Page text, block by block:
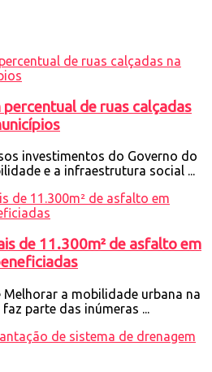
percentual de ruas calçadas
investimentos do Governo do
e a infraestrutura social ...
de 11.300m² de asfalto em
a mobilidade urbana na
parte das inúmeras ...